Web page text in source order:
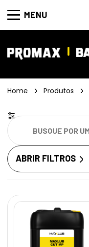
MENU
Home Produtos
ABRIR FILTROS